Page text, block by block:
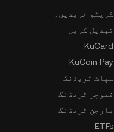
کرپٹو خریدیں۔
تبدیل کریں
KuCard
KuCoin Pay
سپاٹ ٹریڈنگ
فیوچر ٹریڈنگ
مارجن ٹریڈنگ
ETFs